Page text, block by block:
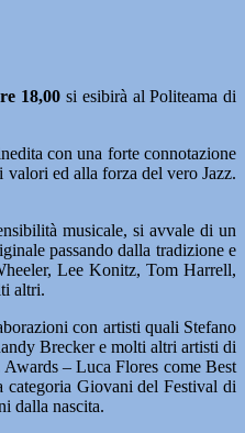
18,00 si esibirà al Politeama di
con una forte connotazione
ed alla forza del vero Jazz.
musicale, si avvale di un
passando dalla tradizione e
Lee Konitz, Tom Harrell,
altri.
con artisti quali Stefano
Brecker e molti altri artisti di
– Luca Flores come Best
categoria Giovani del Festival di
dalla nascita.